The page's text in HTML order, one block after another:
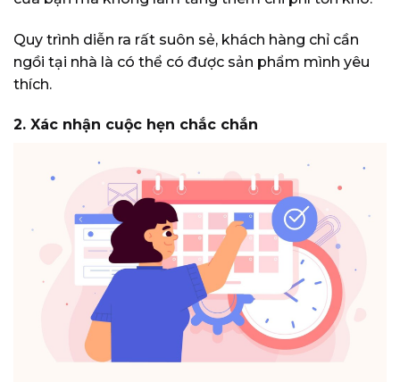
Quy trình diễn ra rất suôn sẻ, khách hàng chỉ cần
ngồi tại nhà là có thể có được sản phẩm mình yêu
thích.
2. Xác nhận cuộc hẹn chắc chắn